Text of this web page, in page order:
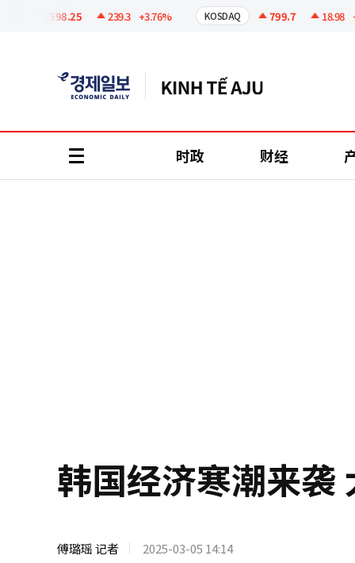
6598.25 239.3 +3.76% KOSDAQ 799.7 18.98
时政 财经
韩国经济寒潮来
傅璐瑶 记者 2025-03-05 14:14